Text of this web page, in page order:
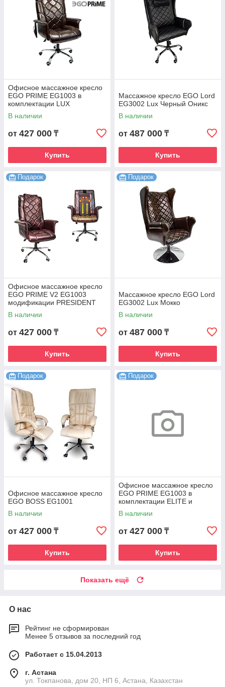
Офисное массажное кресло
EGO PRIME EG1003 в
комплектации LUX
В наличии
от 427 000 ₸
Купить
Массажное кресло EGO Lord
EG3002 Lux Черный Оникс
В наличии
от 487 000 ₸
Купить
Подарок
Офисное массажное кресло
EGO PRIME V2 EG1003
модификации PRESIDENT
XXL
В наличии
от 427 000 ₸
Купить
Подарок
Массажное кресло EGO Lord
EG3002 Lux Мокко
В наличии
от 487 000 ₸
Купить
Подарок
Офисное массажное кресло
EGO BOSS EG1001
В наличии
от 427 000 ₸
Купить
Подарок
Офисное массажное кресло
EGO PRIME EG1003 в
комплектации ELITE и
PREMIUM
В наличии
от 427 000 ₸
Купить
Показать ещё
О нас
Рейтинг не сформирован
Менее 5 отзывов за последний год
Работает с 15.04.2013
г. Астана
ул. Токпанова, дом 20, НП 6, Астана, Казахстан